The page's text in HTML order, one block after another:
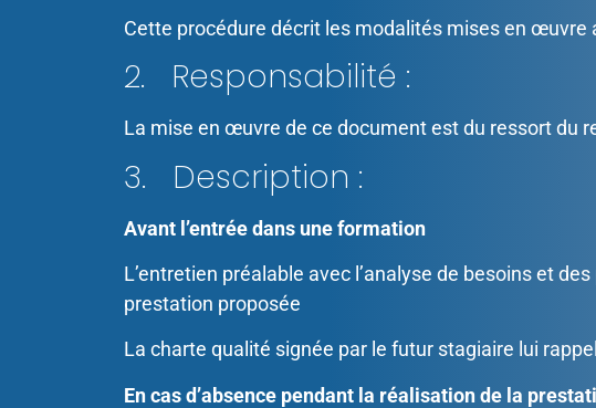
Cette procédure décrit les modalités mises en œuvre
2. Responsabilité :
La mise en œuvre de ce document est du ressort du
3. Description :
Avant l’entrée dans une formation
L’entretien préalable avec l’analyse de besoins et
prestation proposée
La charte qualité signée par le futur stagiaire lui
En cas d’absence pendant la réalisation de la